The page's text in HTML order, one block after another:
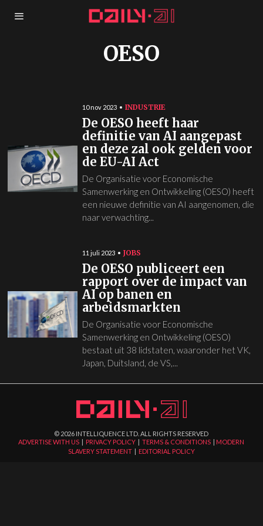
OESO
10 nov 2023 INDUSTRIE
De OESO heeft haar
definitie van AI aangepast
en deze zal ook gelden voor
de EU-AI Act
De Organisatie voor Economische
Samenwerking en Ontwikkeling (OESO) heeft
een nieuwe definitie van AI aangenomen, die
naar verwachting...
11 juli 2023 JOBS
De OESO publiceert een
rapport over de impact van
AI op banen en
arbeidsmarkten
De Organisatie voor Economische
Samenwerking en Ontwikkeling (OESO)
bestaat uit 38 lidstaten, waaronder het VK,
Japan, Duitsland, de VS,...
© 2026 INTELLIQUENCE LTD. ALL RIGHTS RESERVED
ADVERTISE WITH US | PRIVACY POLICY |TERMS & CONDITIONS | MODERN
SLAVERY STATEMENT| EDITORIAL POLICY